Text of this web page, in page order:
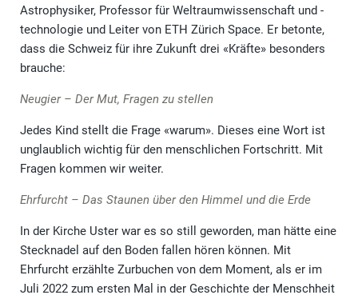
Astrophysiker, Professor für Weltraumwissenschaft und -
technologie und Leiter von ETH Zürich Space. Er betonte,
dass die Schweiz für ihre Zukunft drei «Kräfte» besonders
brauche:
Neugier – Der Mut, Fragen zu stellen
Jedes Kind stellt die Frage «warum». Dieses eine Wort ist
unglaublich wichtig für den menschlichen Fortschritt. Mit
Fragen kommen wir weiter.
Ehrfurcht – Das Staunen über den Himmel und die Erde
In der Kirche Uster war es so still geworden, man hätte eine
Stecknadel auf den Boden fallen hören können. Mit
Ehrfurcht erzählte Zurbuchen von dem Moment, als er im
Juli 2022 zum ersten Mal in der Geschichte der Menschheit